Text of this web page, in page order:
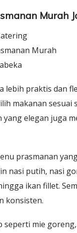
Murah
praktis dan
makanan
elegan juga
prasmanan
nasi putih, nasi
ikan fillet.
konsisten.
mie